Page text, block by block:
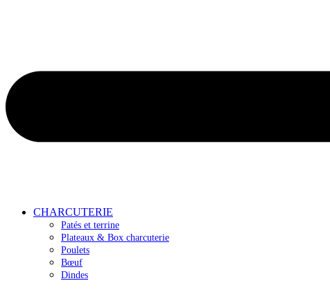
CHARCUTERIE
Patés et terrine
Plateaux & Box charcuterie
Poulets
Bœuf
Dindes